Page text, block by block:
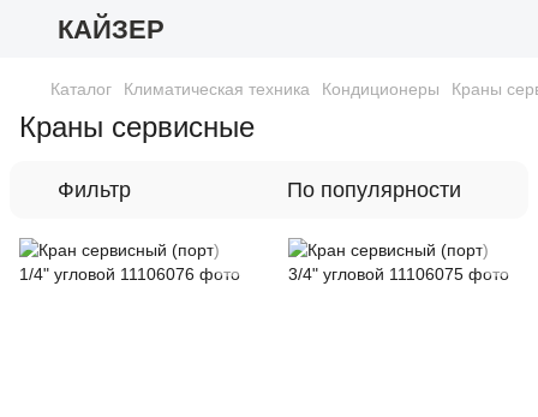
КАЙЗЕР
Каталог Климатическая техника Кондиционеры Краны
Краны сервисные
Фильтр По популярности